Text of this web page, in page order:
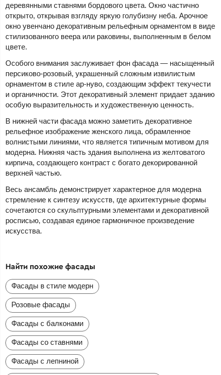
деревянными ставнями бордового цвета. Окно частично
открыто, открывая взгляду яркую голубизну неба. Арочное
окно увенчано декоративным рельефным орнаментом в виде
стилизованного веера или раковины, выполненным в белом
цвете.
Особого внимания заслуживает фон фасада — насыщенный
персиково-розовый, украшенный сложным извилистым
орнаментом в стиле ар-нуво, создающим эффект текучести
и органичности. Этот декоративный элемент придает зданию
особую выразительность и художественную ценность.
В нижней части фасада можно заметить декоративное
рельефное изображение женского лица, обрамленное
волнистыми линиями, что является типичным мотивом для
модерна. Нижняя часть здания выполнена из желтоватого
кирпича, создающего контраст с богато декорированной
верхней частью.
Весь ансамбль демонстрирует характерное для модерна
стремление к синтезу искусств, где архитектурные формы
сочетаются со скульптурными элементами и декоративной
росписью, создавая единое гармоничное произведение
искусства.
Найти похожие фасады
Фасады в стиле модерн
Розовые фасады
Фасады с балконами
Фасады со ставнями
Фасады с лепниной